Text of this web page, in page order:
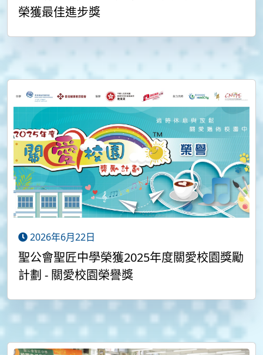
榮獲最佳進步獎
2026年6月22日
聖公會聖匠中學榮獲2025年度關愛校園獎勵
計劃 - 關愛校園榮譽獎